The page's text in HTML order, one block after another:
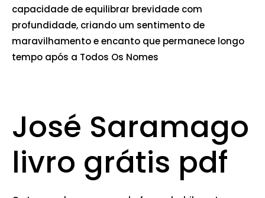
capacidade de equilibrar brevidade com
profundidade, criando um sentimento de
maravilhamento e encanto que permanece longo
tempo após a Todos Os Nomes
José Saramago
livro grátis pdf